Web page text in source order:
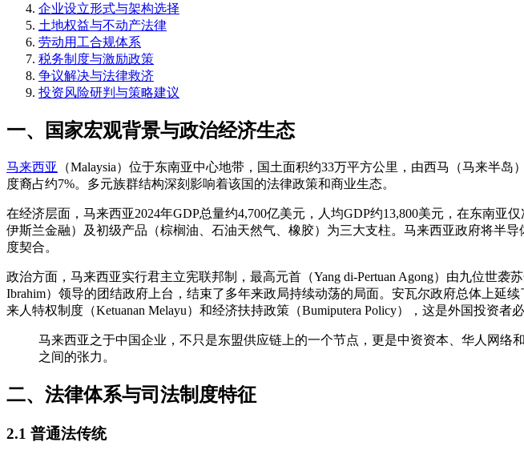
企业设立形式与架构选择
土地权益与不动产法律
劳动用工合规体系
税务制度与激励政策
争议解决与法律救济
投资风险研判与策略建议
一、国家宏观背景与政治经济生态
马来西亚
（Malaysia）位于东南亚中心地带，国土面积约33万平方公里，由西马（马来半
度裔占约7%。多元族群结构深刻影响着该国的法律政策和商业生态。
在经济层面，马来西亚2024年GDP总量约4,700亿美元，人均GDP约13,800美元，在东南
伊斯兰金融）及初级产品（棕榈油、石油天然气、橡胶）为三大支柱。马来西亚政府将半
度契合。
政治方面，马来西亚实行君主立宪联邦制，最高元首（Yang di-Pertuan Agong）由九位世
Ibrahim）领导的团结政府上台，结束了多年来政局持续动荡的局面。安瓦尔政府总体上延
来人特权制度（Ketuanan Melayu）和经济扶持政策（Bumiputera Policy），这是外国投资者
马来西亚之于中国企业，不只是东盟供应链上的一个节点，更是中资资本、华人网
之间的张力。
二、法律体系与司法制度特征
2.1 普通法传统